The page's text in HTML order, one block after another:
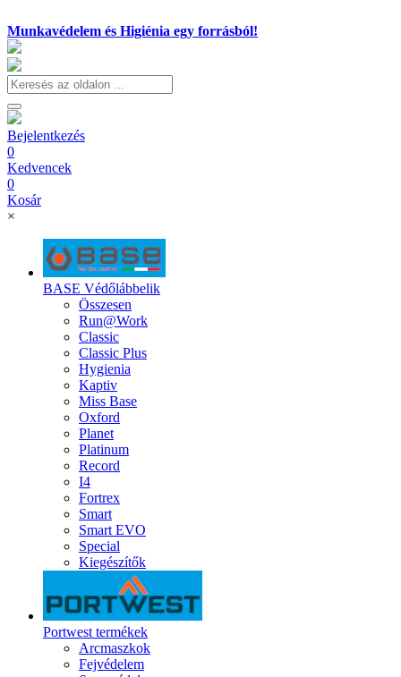
Munkavédelem és Higiénia egy forrásból!
Bejelentkezés
0
Kedvencek
0
Kosár
×
BASE Védőlábbelik
Összesen
Run@Work
Classic
Classic Plus
Hygienia
Kaptiv
Miss Base
Oxford
Planet
Platinum
Record
I4
Fortrex
Smart
Smart EVO
Special
Kiegészítők
Portwest termékek
Arcmaszkok
Fejvédelem